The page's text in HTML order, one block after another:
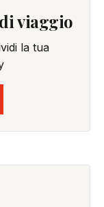
viaggio
la tua